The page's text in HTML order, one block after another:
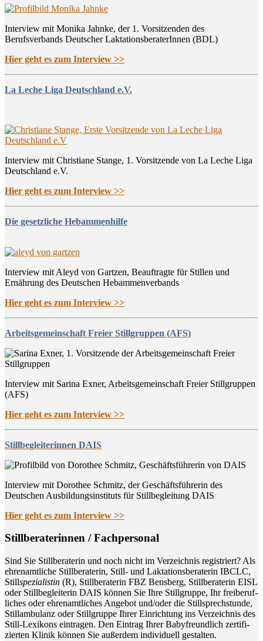
Interview mit Monika Jahnke, der 1. Vorsitzenden des
Berufsverbands Deutscher LaktationsberaterInnen (BDL)
Hier geht es zum Interview >>
La Leche Liga Deutschland e.V.
Interview mit Christiane Stange, 1. Vorsitzende von La Leche Liga
Deutschland e.V.
Hier geht es zum Interview >>
Die gesetzliche Hebammenhilfe
Interview mit Aleyd von Gartzen, Beauftragte für Stillen und
Ernährung des Deutschen Hebammenverbands
Hier geht es zum Interview >>
Arbeitsgemeinschaft Freier Stillgruppen (AFS)
Interview mit Sarina Exner, Arbeitsgemeinschaft Freier Stillgruppen
(AFS)
Hier geht es zum Interview >>
Stillbegleiterinnen DAIS
Interview mit Dorothee Schmitz, der Geschäftsführerin des
Deutschen Ausbildungsinstituts für Stillbegleitung DAIS
Hier geht es zum Interview >>
Still­be­ra­te­rin­nen / Fachpersonal
Sind Sie Still­be­ra­te­rin und noch nicht im Ver­zeich­nis regis­triert? Als
ehren­amt­li­che Still­be­ra­te­rin, Still- und Lak­ta­ti­ons­be­ra­te­rin IBCLC,
Stillspe­zia­lis­tin (R), Still­be­ra­te­rin FBZ Bens­berg, Still­be­ra­te­rin EISL
oder Still­be­glei­te­rin DAIS kön­nen Sie Ihre Still­grup­pe, Ihr frei­be­ruf­
li­ches oder ehren­amt­li­ches Ange­bot und/oder die Still­sprech­stun­de,
Still­am­bu­lanz oder Still­grup­pe Ihrer Ein­rich­tung ins Ver­zeich­nis des
Still-Lexi­kons ein­tra­gen. Den Ein­trag Ihrer Baby­freund­lich zer­ti­fi­
zier­ten Kli­nik kön­nen Sie außer­dem indi­vi­du­ell gestalten.